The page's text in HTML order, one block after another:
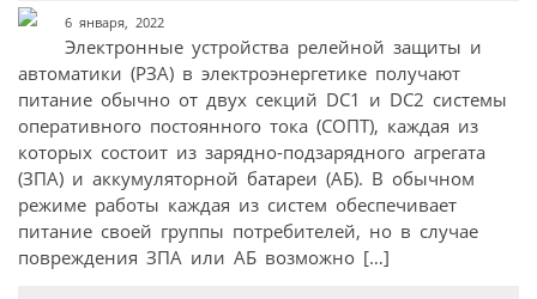
6 января, 2022
Электронные устройства релейной защиты и
автоматики (РЗА) в электроэнергетике получают
питание обычно от двух секций DC1 и DC2 системы
оперативного постоянного тока (СОПТ), каждая из
которых состоит из зарядно-подзарядного агрегата
(ЗПА) и аккумуляторной батареи (AБ). В обычном
режиме работы каждая из систем обеспечивает
питание своей группы потребителей, но в случае
повреждения ЗПА или АБ возможно […]